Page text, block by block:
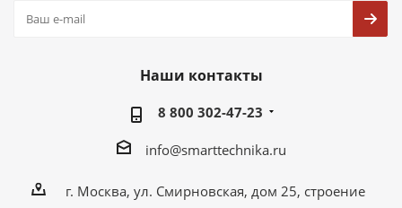
Наши контакты
8 800 302-47-23
info@smarttechnika.ru
г. Москва, ул. Смирновская, дом 25, строение